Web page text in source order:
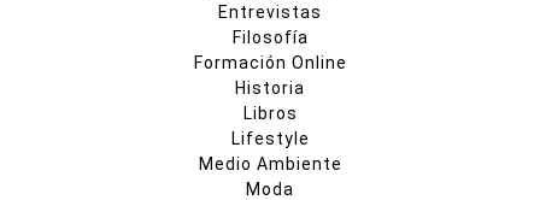
Entrevistas
Filosofía
Formación Online
Historia
Libros
Lifestyle
Medio Ambiente
Moda